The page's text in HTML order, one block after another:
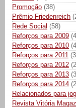
Promoção (38)
Prêmio Friedenreich
Rede Social (58)
Reforços para 2009
Reforços para 2010
Reforços para 2011
Reforços para 2012
Reforços para 2013
Reforços para 2014
Relacionados para
Revista Vitória